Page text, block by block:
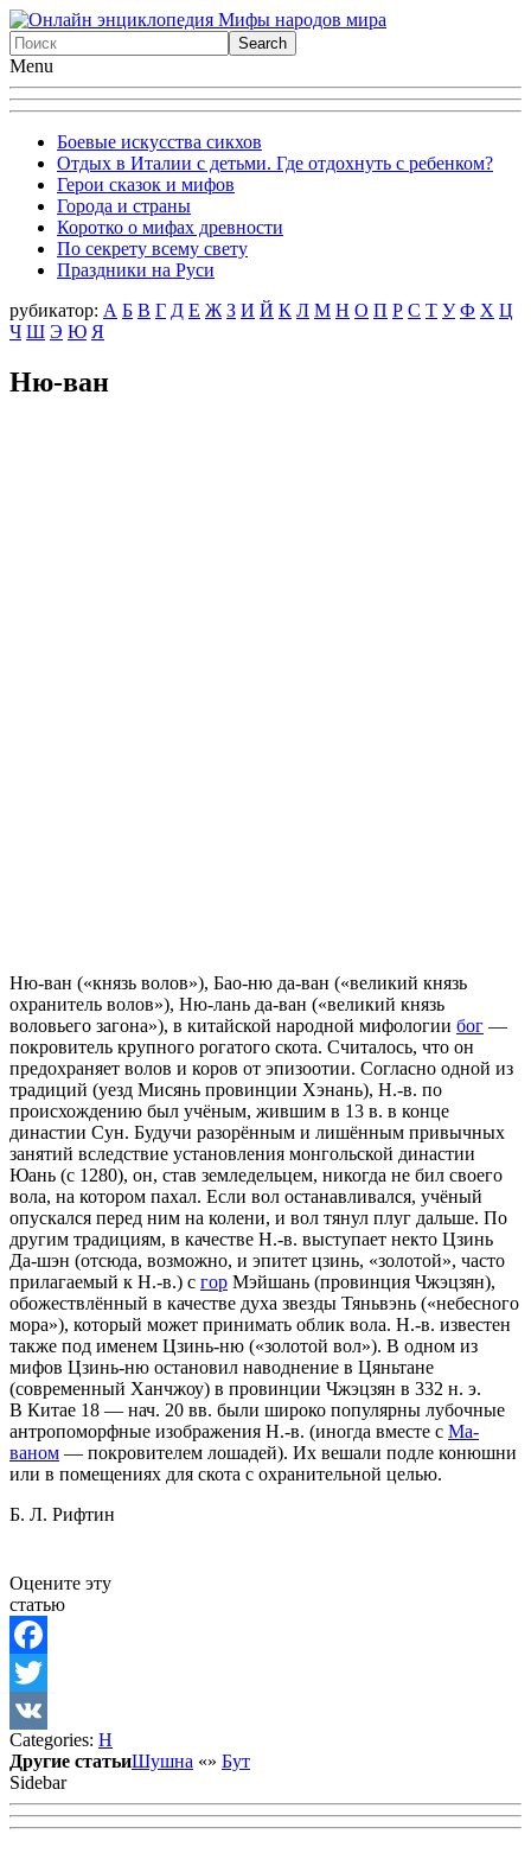
Menu
Боевые искусства сикхов
Отдых в Италии с детьми. Где отдохнуть с ребенком?
Герои сказок и мифов
Города и страны
Коротко о мифах древности
По секрету всему свету
Праздники на Руси
рубикатор: А Б В Г Д Е Ж З И Й К Л М Н О П Р С Т У Ф X Ц
Ч Ш Э Ю Я
Ню-ван
Ню-ван («князь волов»), Бао-ню да-ван («великий князь
охранитель волов»), Ню-лань да-ван («великий князь
воловьего загона»), в китайской народной мифологии бог —
покровитель крупного рогатого скота. Считалось, что он
предохраняет волов и коров от эпизоотии. Согласно одной из
традиций (уезд Мисянь провинции Хэнань), Н.-в. по
происхождению был учёным, жившим в 13 в. в конце
династии Сун. Будучи разорённым и лишённым привычных
занятий вследствие установления монгольской династии
Юань (с 1280), он, став земледельцем, никогда не бил своего
вола, на котором пахал. Если вол останавливался, учёный
опускался перед ним на колени, и вол тянул плуг дальше. По
другим традициям, в качестве Н.-в. выступает некто Цзинь
Да-шэн (отсюда, возможно, и эпитет цзинь, «золотой», часто
прилагаемый к Н.-в.) с гор Мэйшань (провинция Чжэцзян),
обожествлённый в качестве духа звезды Тяньвэнь («небесного
мора»), который может принимать облик вола. Н.-в. известен
также под именем Цзинь-ню («золотой вол»). В одном из
мифов Цзинь-ню остановил наводнение в Цяньтане
(современный Ханчжоу) в провинции Чжэцзян в 332 н. э.
В Китае 18 — нач. 20 вв. были широко популярны лубочные
антропоморфные изображения Н.-в. (иногда вместе с Ма-
ваном — покровителем лошадей). Их вешали подле конюшни
или в помещениях для скота с охранительной целью.
Б. Л. Рифтин
Оцените эту
статью
Facebook
Twitter
VK
Categories: Н
Другие статьиШушна «» Бут
Sidebar